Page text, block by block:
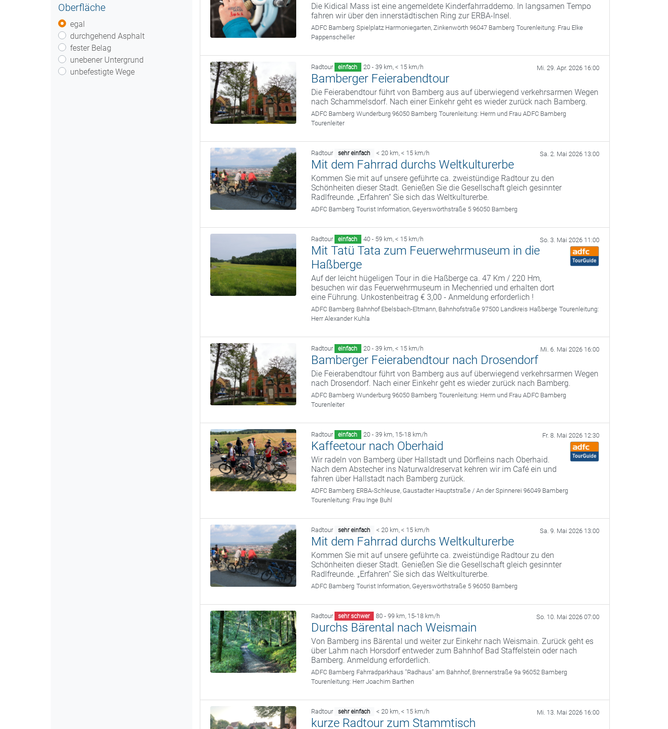
Oberfläche
egal
durchgehend Asphalt
fester Belag
unebener Untergrund
unbefestigte Wege
Die Kidical Mass ist eine angemeldete Kinderfahrraddemo. In langsamen Tempo
fahren wir über den innerstädtischen Ring zur ERBA-Insel.
ADFC Bamberg Spielplatz Harmoniegarten, Zinkenwörth 96047 Bamberg Tourenleitung: Frau Elke
Pappenscheller
Radtour einfach 20 - 39 km, < 15 km/h Mi. 29. Apr. 2026 16:00
Bamberger Feierabendtour
Die Feierabendtour führt von Bamberg aus auf überwiegend verkehrsarmen Wegen
nach Schammelsdorf. Nach einer Einkehr geht es wieder zurück nach Bamberg.
ADFC Bamberg Wunderburg 96050 Bamberg Tourenleitung: Herrn und Frau ADFC Bamberg
Tourenleiter
Radtour sehr einfach < 20 km, < 15 km/h Sa. 2. Mai 2026 13:00
Mit dem Fahrrad durchs Weltkulturerbe
Kommen Sie mit auf unsere geführte ca. zweistündige Radtour zu den
Schönheiten dieser Stadt. Genießen Sie die Gesellschaft gleich gesinnter
Radlfreunde. „Erfahren“ Sie sich das Weltkulturerbe.
ADFC Bamberg Tourist Information, Geyerswörthstraße 5 96050 Bamberg
Radtour einfach 40 - 59 km, < 15 km/h So. 3. Mai 2026 11:00
Mit Tatü Tata zum Feuerwehrmuseum in die
Haßberge
Auf der leicht hügeligen Tour in die Haßberge ca. 47 Km / 220 Hm,
besuchen wir das Feuerwehrmuseum in Mechenried und erhalten dort
eine Führung. Unkostenbeitrag € 3,00 - Anmeldung erforderlich !
ADFC Bamberg Bahnhof Ebelsbach-Eltmann, Bahnhofstraße 97500 Landkreis Haßberge Tourenleitung:
Herr Alexander Kuhla
Radtour einfach 20 - 39 km, < 15 km/h Mi. 6. Mai 2026 16:00
Bamberger Feierabendtour nach Drosendorf
Die Feierabendtour führt von Bamberg aus auf überwiegend verkehrsarmen Wegen
nach Drosendorf. Nach einer Einkehr geht es wieder zurück nach Bamberg.
ADFC Bamberg Wunderburg 96050 Bamberg Tourenleitung: Herrn und Frau ADFC Bamberg
Tourenleiter
Radtour einfach 20 - 39 km, 15-18 km/h Fr. 8. Mai 2026 12:30
Kaffeetour nach Oberhaid
Wir radeln von Bamberg über Hallstadt und Dörfleins nach Oberhaid.
Nach dem Abstecher ins Naturwaldreservat kehren wir im Café ein und
fahren über Hallstadt nach Bamberg zurück.
ADFC Bamberg ERBA-Schleuse, Gaustadter Hauptstraße / An der Spinnerei 96049 Bamberg
Tourenleitung: Frau Inge Buhl
Radtour sehr einfach < 20 km, < 15 km/h Sa. 9. Mai 2026 13:00
Mit dem Fahrrad durchs Weltkulturerbe
Kommen Sie mit auf unsere geführte ca. zweistündige Radtour zu den
Schönheiten dieser Stadt. Genießen Sie die Gesellschaft gleich gesinnter
Radlfreunde. „Erfahren“ Sie sich das Weltkulturerbe.
ADFC Bamberg Tourist Information, Geyerswörthstraße 5 96050 Bamberg
Radtour sehr schwer 80 - 99 km, 15-18 km/h So. 10. Mai 2026 07:00
Durchs Bärental nach Weismain
Von Bamberg ins Bärental und weiter zur Einkehr nach Weismain. Zurück geht es
über Lahm nach Horsdorf entweder zum Bahnhof Bad Staffelstein oder nach
Bamberg. Anmeldung erforderlich.
ADFC Bamberg Fahrradparkhaus "Radhaus" am Bahnhof, Brennerstraße 9a 96052 Bamberg
Tourenleitung: Herr Joachim Barthen
Radtour sehr einfach < 20 km, < 15 km/h Mi. 13. Mai 2026 16:00
kurze Radtour zum Stammtisch